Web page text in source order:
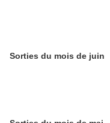
Sorties du mois de juin